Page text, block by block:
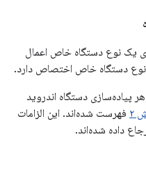
خاص اعمال
خاص اختصاص دارد.
دستگاه اندروید
این الزامات